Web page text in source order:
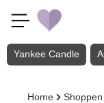
Zum Hauptinhalt
Yankee Candle
Home